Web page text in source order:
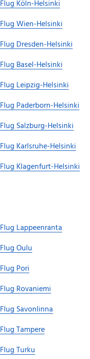
Flug Köln-Helsinki
Flug Wien-Helsinki
Flug Dresden-Helsinki
Flug Basel-Helsinki
Flug Leipzig-Helsinki
Flug Paderborn-Helsinki
Flug Salzburg-Helsinki
Flug Karlsruhe-Helsinki
Flug Klagenfurt-Helsinki
Flug Lappeenranta
Flug Oulu
Flug Pori
Flug Rovaniemi
Flug Savonlinna
Flug Tampere
Flug Turku